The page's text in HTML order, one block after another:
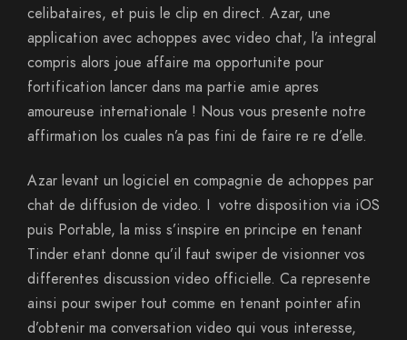
celibataires, et puis le clip en direct. Azar, une
application avec achoppes avec video chat, l’a integral
compris alors joue affaire ma opportunite pour
fortification lancer dans ma partie amie apres
amoureuse internationale ! Nous vous presente notre
affirmation los cuales n’a pas fini de faire re re d’elle.
Azar levant un logiciel en compagnie de achoppes par
chat de diffusion de video. I votre disposition via iOS
puis Portable, la miss s’inspire en principe en tenant
Tinder etant donne qu’il faut swiper de visionner vos
differentes discussion video officielle. Ca represente
ainsi pour swiper tout comme en tenant pointer afin
d’obtenir ma conversation video qui vous interesse,